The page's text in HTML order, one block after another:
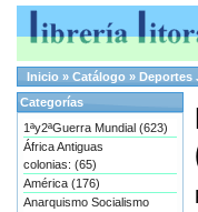
Inicio » Catálogo » Deportes
Categorías
1ªy2ªGuerra Mundial (623)
África Antiguas
colonias: (65)
América (176)
Anarquismo Socialismo